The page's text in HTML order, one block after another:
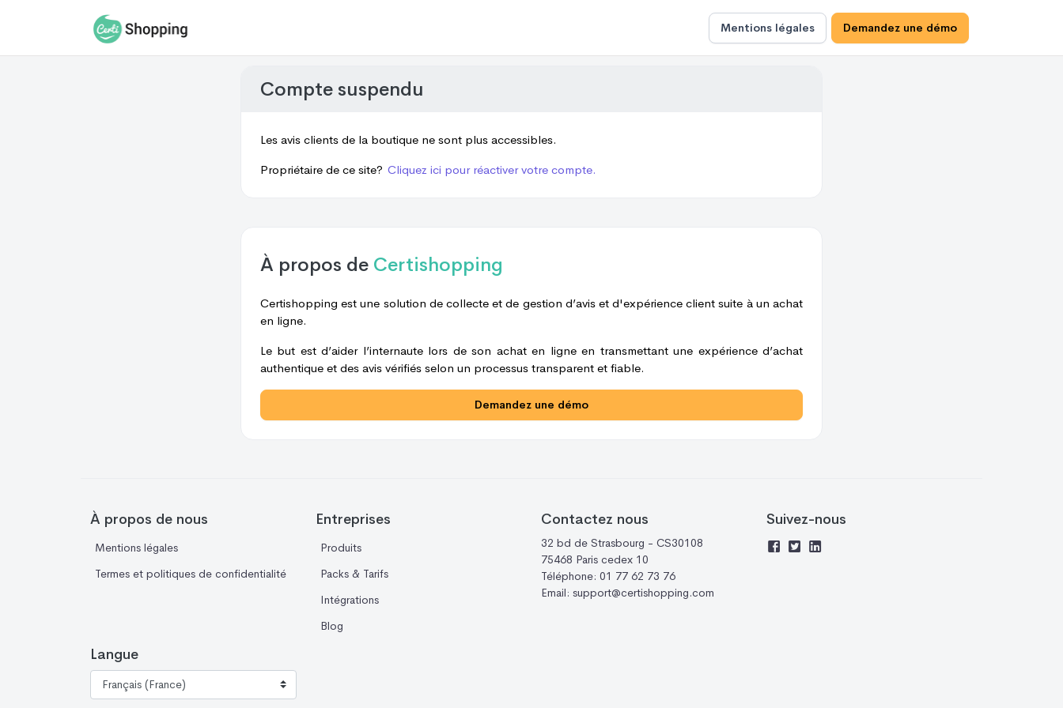
Mentions légales Demandez une démo
Compte suspendu
Les avis clients de la boutique ne sont plus accessibles.
Propriétaire de ce site? Cliquez ici pour réactiver votre compte.
À propos de Certishopping
Certishopping est une solution de collecte et de gestion d’avis et d'expérience client suite à un achat
en ligne.
Le but est d’aider l’internaute lors de son achat en ligne en transmettant une expérience d’achat
authentique et des avis vérifiés selon un processus transparent et fiable.
Demandez une démo
À propos de nous
Mentions légales
Termes et politiques de confidentialité
Entreprises
Produits
Packs & Tarifs
Intégrations
Blog
Contactez nous
32 bd de Strasbourg - CS30108
75468 Paris cedex 10
Téléphone: 01 77 62 73 76
Email: support@certishopping.com
Suivez-nous
Langue